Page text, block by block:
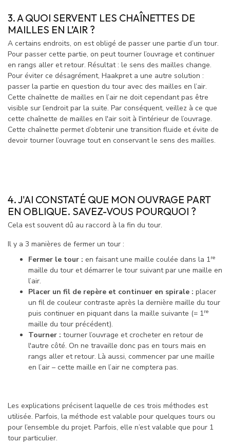
3. A QUOI SERVENT LES CHAÎNETTES DE
MAILLES EN L’AIR ?
A certains endroits, on est obligé de passer une partie d’un tour.
Pour passer cette partie, on peut tourner l’ouvrage et continuer
en rangs aller et retour. Résultat : le sens des mailles change.
Pour éviter ce désagrément, Haakpret a une autre solution :
passer la partie en question du tour avec des mailles en l’air.
Cette chaînette de mailles en l’air ne doit cependant pas être
visible sur l’endroit par la suite. Par conséquent, veillez à ce que
cette chaînette de mailles en l'air soit à l'intérieur de l’ouvrage.
Cette chaînette permet d’obtenir une transition fluide et évite de
devoir tourner l’ouvrage tout en conservant le sens des mailles.
4. J'AI CONSTATÉ QUE MON OUVRAGE PART
EN OBLIQUE. SAVEZ-VOUS POURQUOI ?
Cela est souvent dû au raccord à la fin du tour.
Il y a 3 manières de fermer un tour :
Fermer le tour : en faisant une maille coulée dans la 1re
maille du tour et démarrer le tour suivant par une maille en
l’air.
Placer un fil de repère et continuer en spirale : placer
un fil de couleur contraste après la dernière maille du tour
puis continuer en piquant dans la maille suivante (= 1re
maille du tour précédent).
Tourner : tourner l’ouvrage et crocheter en retour de
l'autre côté. On ne travaille donc pas en tours mais en
rangs aller et retour. Là aussi, commencer par une maille
en l’air – cette maille en l’air ne comptera pas.
Les explications précisent laquelle de ces trois méthodes est
utilisée. Parfois, la méthode est valable pour quelques tours ou
pour l’ensemble du projet. Parfois, elle n’est valable que pour 1
tour particulier.